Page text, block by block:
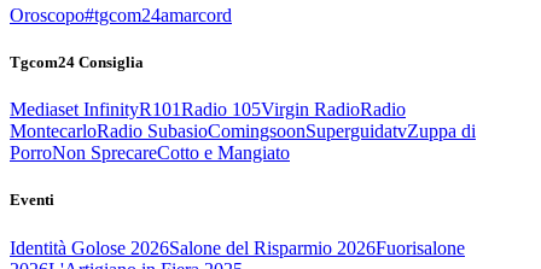
Oroscopo#tgcom24amarcord
Tgcom24 Consiglia
Mediaset InfinityR101Radio 105Virgin RadioRadio
MontecarloRadio SubasioComingsoonSuperguidatvZuppa di
PorroNon SprecareCotto e Mangiato
Eventi
Identità Golose 2026Salone del Risparmio 2026Fuorisalone